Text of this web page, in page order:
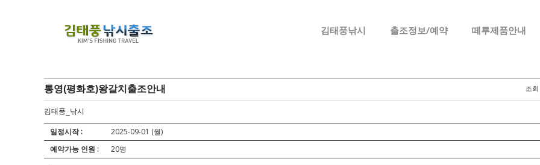
김태풍낚시 출조정보/예약 떼루제품안내
통영(평화호)왕갈치출조안내 조
김태풍_낚시
일정시작 :
2025-09-01 (월)
예약가능 인원 :
20명